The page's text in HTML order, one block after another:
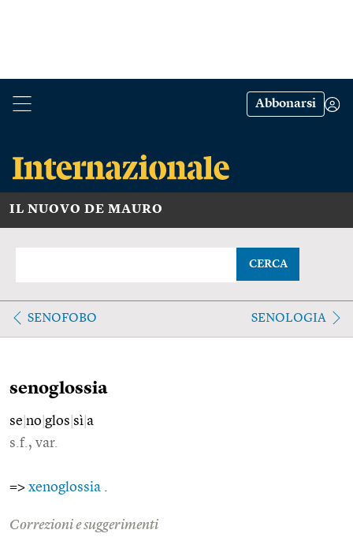
Abbonarsi
IL NUOVO DE MAURO
CERCA
SENOFOBO SENOLOGIA
senoglossia
se no glos sì a
s.f., var.
=> xenoglossia
Correzioni e suggerimenti